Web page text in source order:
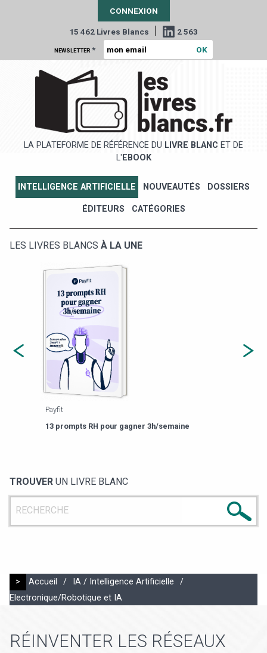
CONNEXION
15 462 Livres Blancs | 2 563
NEWSLETTER *
LA PLATEFORME DE RÉFÉRENCE DU LIVRE BLANC ET DE
L' EBOOK
INTELLIGENCE ARTIFICIELLE NOUVEAUTÉS DOSSIERS
ÉDITEURS CATÉGORIES
LES LIVRES BLANCS À LA UNE
Payfit
13 prompts RH pour gagner 3h/semaine
TROUVER UN LIVRE BLANC
> Accueil / IA / Intelligence Artificielle
/
Electronique/Robotique et IA
RÉINVENTER LES RÉSEAUX